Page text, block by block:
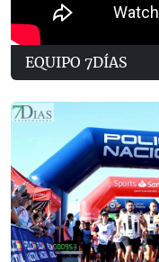
EQUIPO 7DÍAS